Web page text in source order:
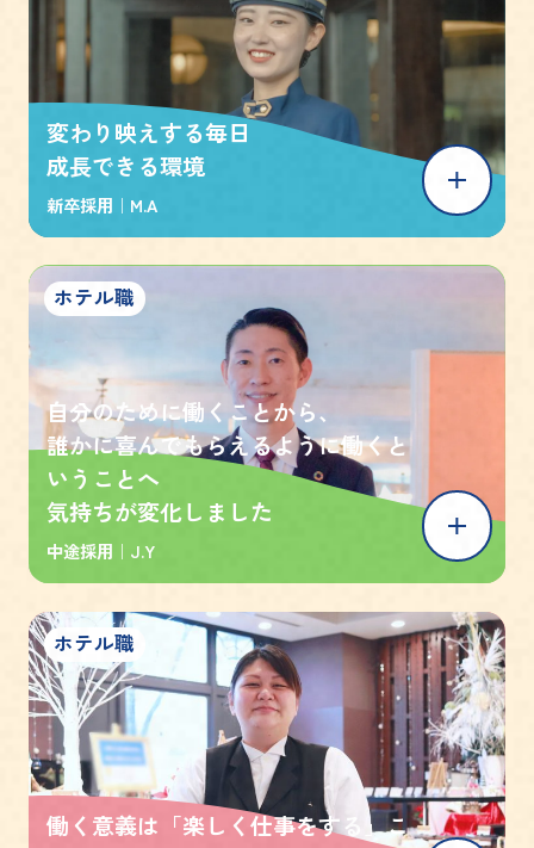
変わり映えする毎日
成長できる環境
新卒採用｜ M.A
ホテル職
自分のために働くことから、
誰かに喜んでもらえるように働くと
いうことへ
気持ちが変化しました
中途採用｜ J.Y
ホテル職
働く意義は「楽しく仕事をする」こ